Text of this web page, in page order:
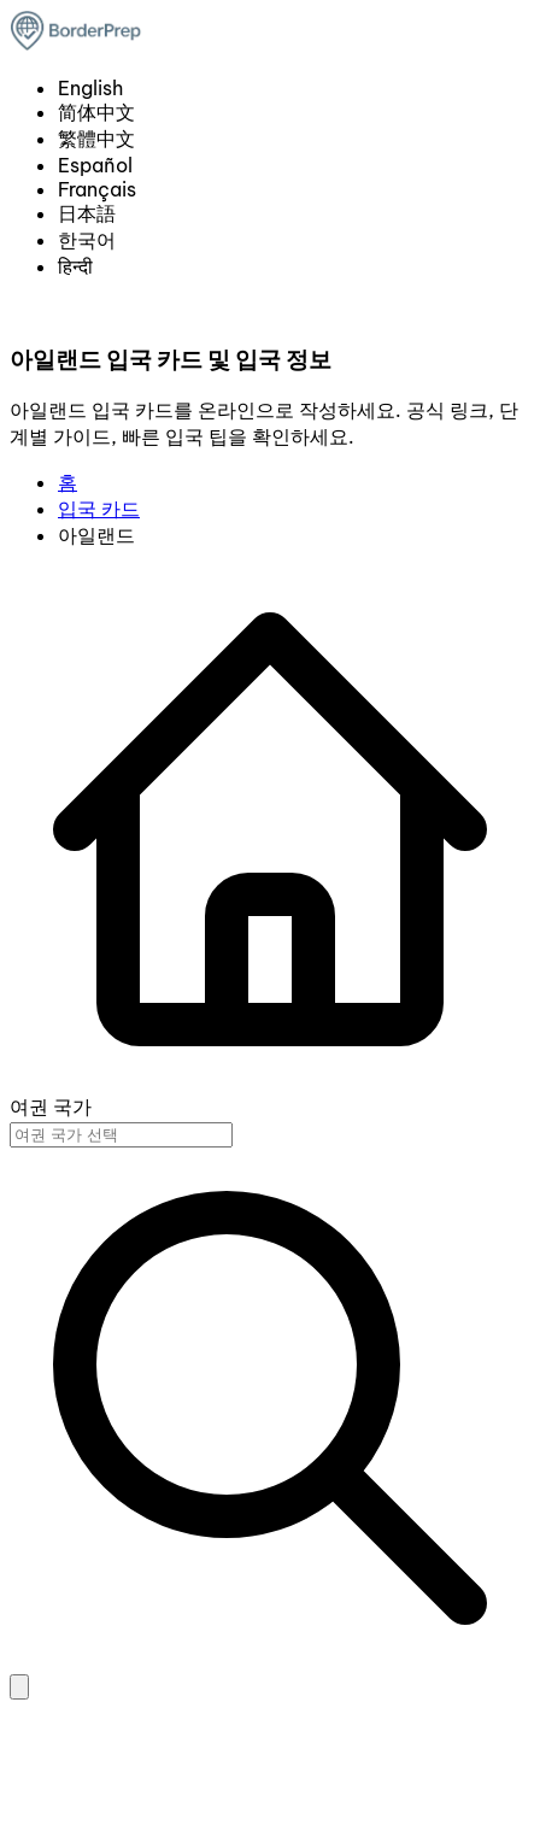
English
简体中文
繁體中文
Español
Français
日本語
한국어
हिन्दी
아일랜드 입국 카드 및 입국 정보
아일랜드 입국 카드를 온라인으로 작성하세요. 공식 링크, 단
계별 가이드, 빠른 입국 팁을 확인하세요.
홈
입국 카드
아일랜드
여권 국가